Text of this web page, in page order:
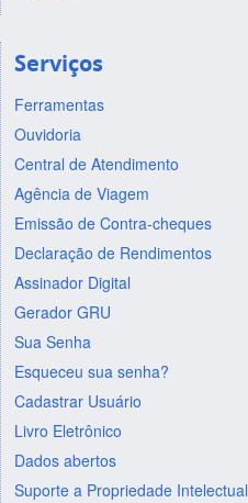
Serviços
Ferramentas
Ouvidoria
Central de Atendimento
Agência de Viagem
Emissão de Contra-cheques
Declaração de Rendimentos
Assinador Digital
Gerador GRU
Sua Senha
Esqueceu sua senha?
Cadastrar Usuário
Livro Eletrônico
Dados abertos
Suporte a Propriedade Intelectual